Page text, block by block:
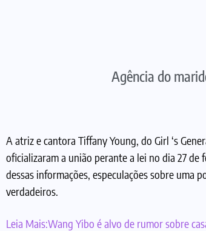
Agência do
A atriz e cantora Tiffany Young, do Girl ‘s
oficializaram a união perante a lei no dia 27 de
dessas informações, especulações sobre uma
verdadeiros.
Leia Mais:Wang Yibo é alvo de rumor sobre